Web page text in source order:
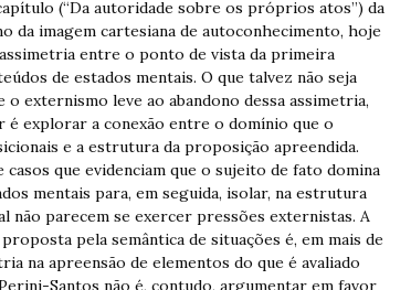
(“Da autoridade sobre os próprios atos”) da
da imagem cartesiana de autoconhecimento, hoje
entre o ponto de vista da primeira
de estados mentais. O que talvez não seja
externismo leve ao abandono dessa assimetria,
é explorar a conexão entre o domínio que o
e a estrutura da proposição apreendida.
que evidenciam que o sujeito de fato domina
mentais para, em seguida, isolar, na estrutura
não parecem se exercer pressões externistas. A
pela semântica de situações é, em mais de
na apreensão de elementos do que é avaliado
Santos não é, contudo, argumentar em favor